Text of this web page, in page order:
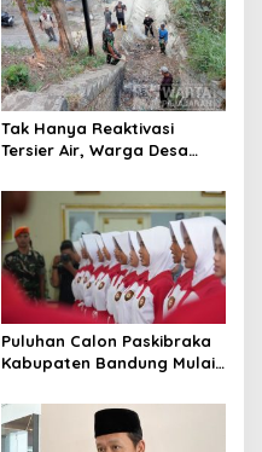
Tak Hanya Reaktivasi
Tersier Air, Warga Desa
Alternatif di Padalarang
Puluhan Calon Paskibraka
Kabupaten Bandung Mulai